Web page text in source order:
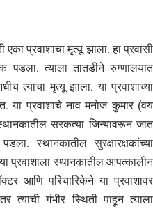
एका प्रवाशाचा मृत्यू झाला. हा प्रवासी
पडला. त्याला तातडीने रुग्णालयात
त्याचा मृत्यू झाला. या प्रवाशाच्या
प्रवाशाचे नाव मनोज कुमार (वय
सरकत्या जिन्यावरून जात
स्थानकातील सुरक्षारक्षकांच्या
प्रवाशाला स्थानकातील आपत्कालीन
आणि परिचारिकेने या प्रवाशावर
त्याची गंभीर स्थिती पाहून त्याला